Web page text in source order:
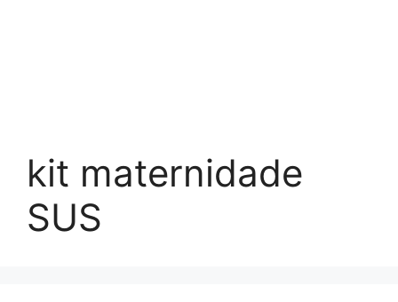
kit maternidade
SUS